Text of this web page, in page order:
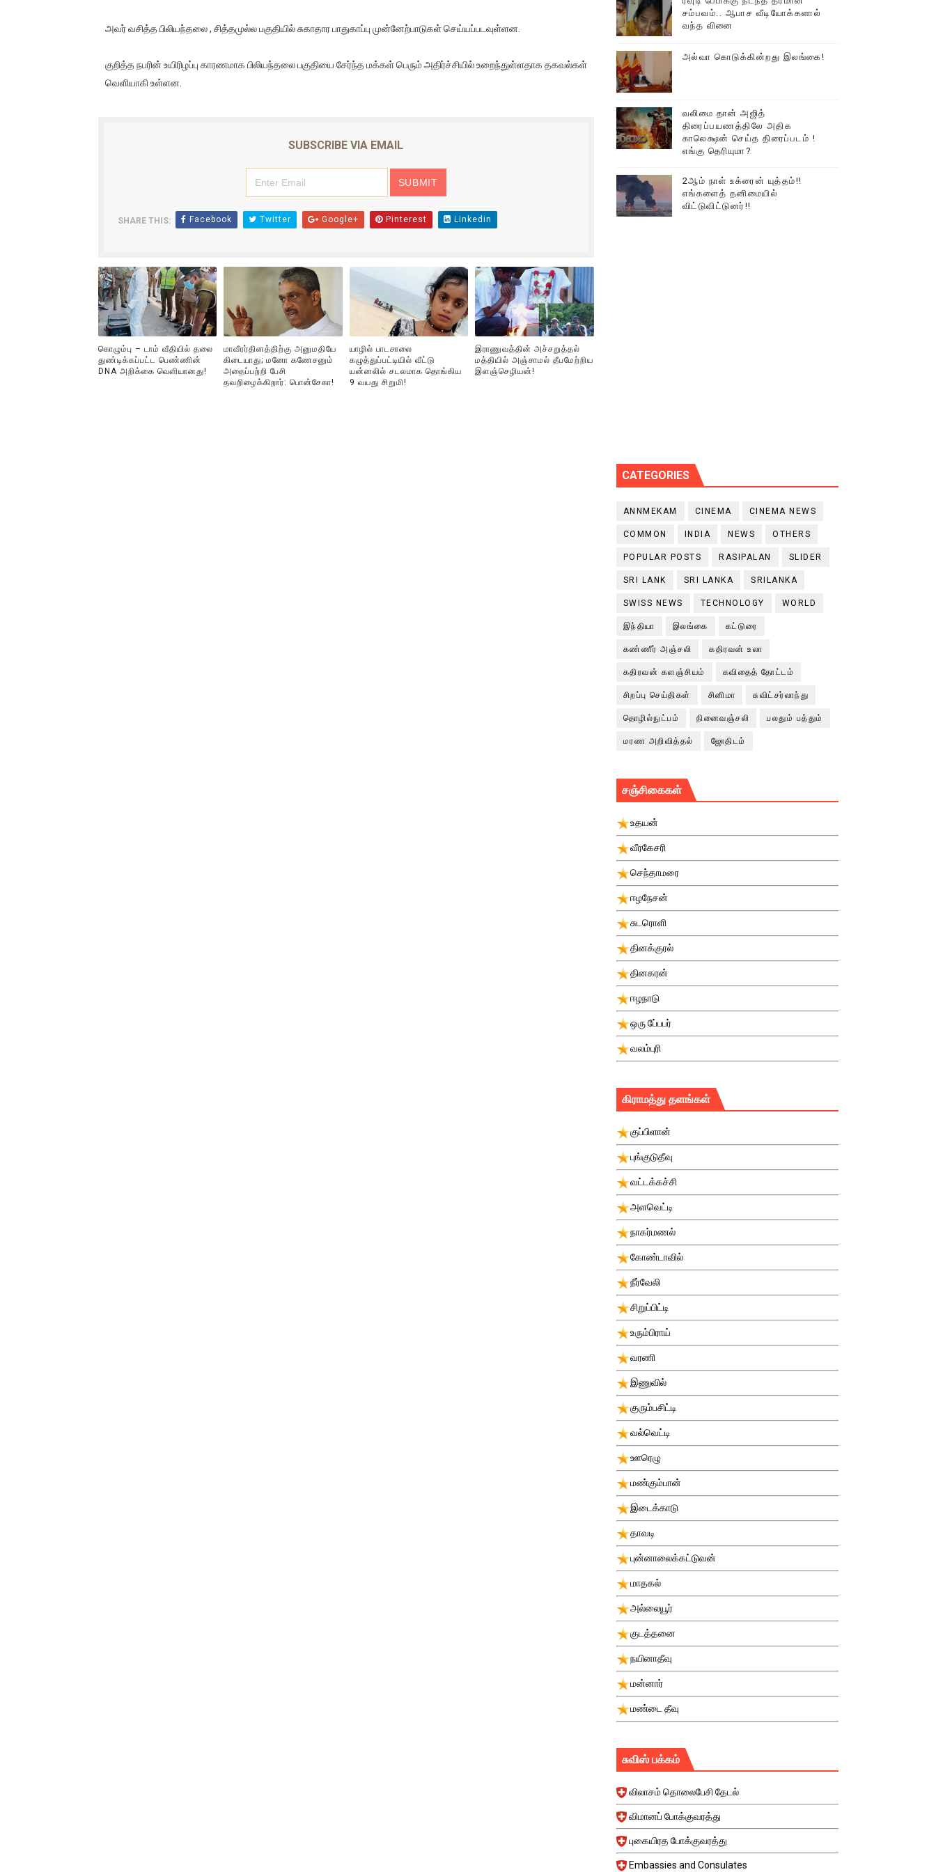
ஐ.நா முன்றலில் சீரற்ற காலநிலையிலும் தமிழின அழிப்பிற்கு நீதி கேட்டு நடைபெற்ற கவனயீர்ப்புப் போராட்டத்தில் திரண்ட தமிழ்மக்கள்!!
இளையராஜா – கமல் அவசர சந்திப்பு (படங்கள், விடியோ)
ஜனாதிபதி ஐக்கிய நாடுகளின் பொதுச் சபை கூட்டத்தில் இன்று உரை
அவர் வசித்த பிலியந்தலை , சித்தமுல்ல பகுதியில் சுகாதார பாதுகாப்பு முன்னேற்பாடுகள் செய்யப்படவுள்ளன.
குறித்த நபரின் உயிரிழப்பு காரணமாக பிலியந்தலை பகுதியை சேர்ந்த மக்கள் பெரும் அதிர்ச்சியில் உறைந்துள்ளதாக தகவல்கள்
வெளியாகி உள்ளன.
SUBSCRIBE VIA EMAIL
SHARE THIS: Facebook Twitter Google+ Pinterest Linkedin
கொழும்பு – டாம் வீதியில் தலை
துண்டிக்கப்பட்ட பெண்ணின்
DNA அறிக்கை வௌியானது!
மாவீரர்தினத்திற்கு அனுமதியே
கிடையாது; மனோ கணேசனும்
அதைப்பற்றி பேசி
தவறிழைக்கிறார்: பொன்சேகா!
யாழில் பாடசாலை
கழுத்துப்பட்டியில் வீட்டு
யன்னலில் சடலமாக தொங்கிய
9 வயது சிறுமி!
இராணுவத்தின் அச்சறுத்தல்
மத்தியில் அஞ்சாமல் தீபமேற்றிய
இளஞ்செழியன்!
சம்பவம்.. ஆபாச வீடியோக்களால்
வந்த வினை
அல்வா கொடுக்கின்றது இலங்கை!
வலிமை தான் அஜித்
திரைப்பயணத்திலே அதிக
காலெக்ஷன் செய்த திரைப்படம் !
எங்கு தெரியுமா?
2ஆம் நாள் உக்ரைன் யுத்தம்!!
எங்களைத் தனிமையில்
விட்டுவிட்டுனர்!!
CATEGORIES
ANNMEKAM CINEMA CINEMA NEWS
COMMON INDIA NEWS OTHERS
POPULAR POSTS RASIPALAN SLIDER
SRI LANK SRI LANKA SRILANKA
SWISS NEWS TECHNOLOGY WORLD
இந்தியா இலங்கை கட்டுரை
கண்ணீர் அஞ்சலி கதிரவன் உலா
கதிரவன் களஞ்சியம் கவிதைத் தோட்டம்
சிறப்பு செய்திகள் சினிமா சுவிட்சர்லாந்து
தொழில்நுட்பம் நினைவஞ்சலி பலதும் பத்தும்
மரண அறிவித்தல் ஜோதிடம்
சஞ்சிகைகள்
உதயன்
வீரகேசரி
செந்தாமரை
ஈழநேசன்
சுடரொளி
தினக்குரல்
தினகரன்
ஈழநாடு
ஒரு பே்பபர்
வலம்புரி
கிராமத்து தளங்கள்
குப்பிளான்
புங்குடுதீவு
வட்டக்கச்சி
அளவெட்டி
நாகர்மணல்
கோண்டாவில்
நீர்வேலி
சிறுப்பிட்டி
உரும்பிராய்
வரணி
இணுவில்
குரும்பசிட்டி
வல்வெட்டி
ஊரெழு
மண்கும்பான்
இடைக்காடு
தாவடி
புன்னாலைக்கட்டுவன்
மாதகல்
அல்லையூர்
குடத்தனை
நயினாதீவு
மன்னார்
மண்டை தீவு
சுவிஸ் பக்கம்
விலாசம் தொலைபேசி தேடல்
விமானப் போக்குவரத்து
புகையிரத போக்குவரத்து
Embassies and Consulates